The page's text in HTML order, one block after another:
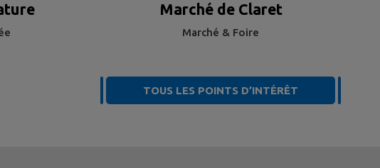
Marché de Claret
Marché & Foire
TOUS LES POINTS D’INTÉRÊT